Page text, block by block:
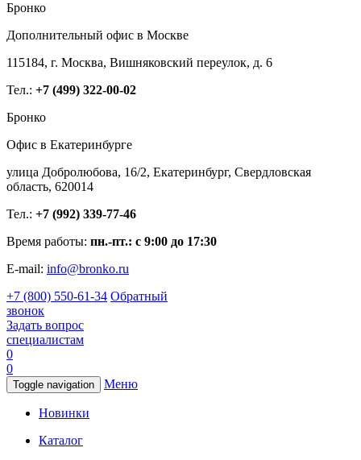
Бронко
Дополнительный офис в Москве
115184, г. Москва, Вишняковский переулок, д. 6
Тел.: +7 (499) 322-00-02
Бронко
Офис в Екатеринбурге
улица Добролюбова, 16/2, Екатеринбург, Свердловская
область, 620014
Тел.: +7 (992) 339-77-46
Время работы: пн.-пт.: с 9:00 до 17:30
E-mail: info@bronko.ru
+7 (800) 550-61-34 Обратный
звонок
Задать вопрос
специалистам
0
0
Toggle navigation Меню
Новинки
Каталог